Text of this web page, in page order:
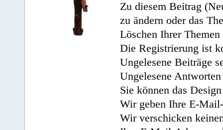
Zu diesem Beitrag
zu ändern oder das
Löschen Ihrer
Die Registrierung ist
Ungelesene Beiträge
Ungelesene
Sie können das
Wir geben Ihre E-
Wir verschicken